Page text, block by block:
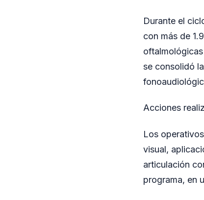
Durante el
con más de
se consolidó
Acciones
Los
visual,
articulación
programa, en